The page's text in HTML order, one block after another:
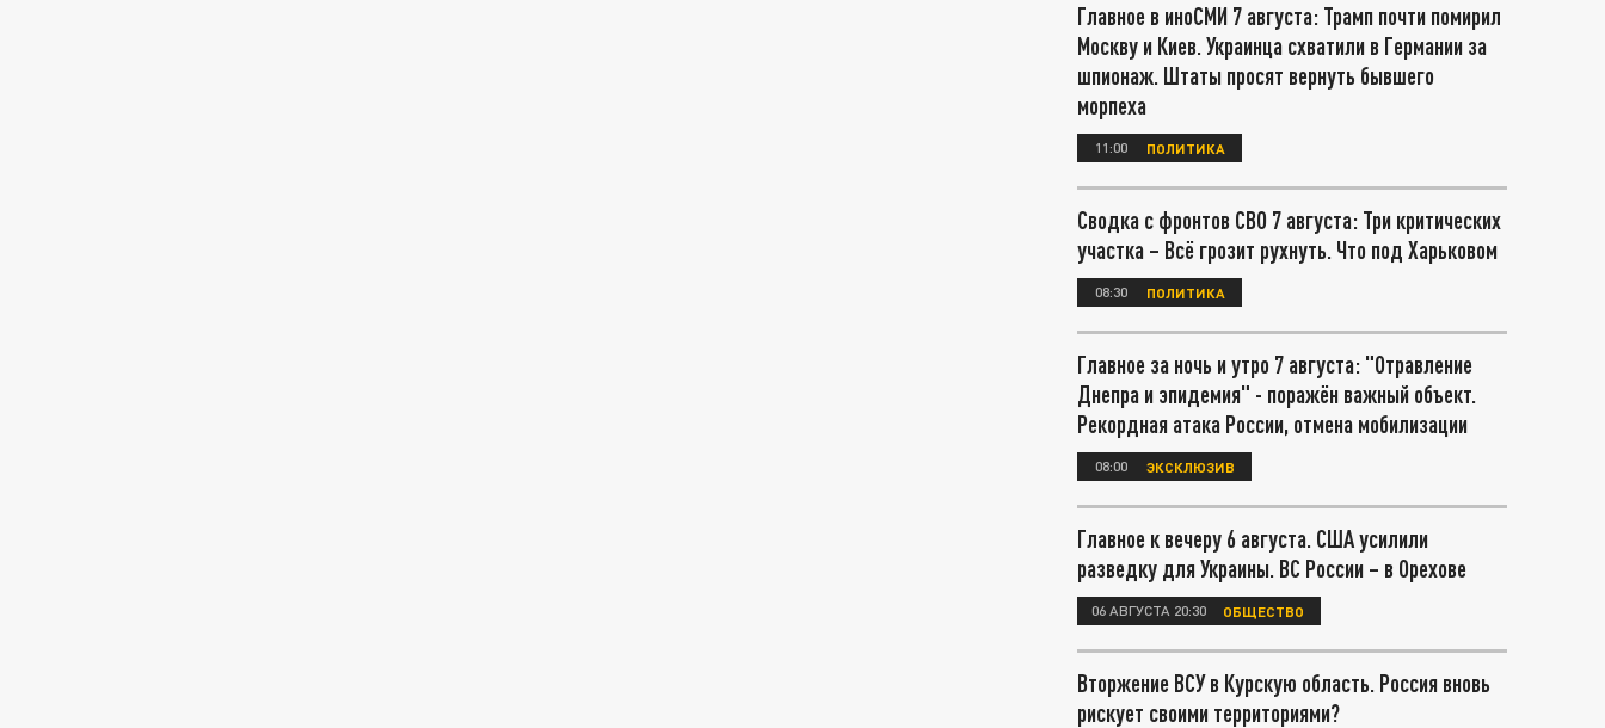
Главное в иноСМИ 7 августа: Трамп почти помирил
Москву и Киев. Украинца схватили в Германии за
шпионаж. Штаты просят вернуть бывшего
морпеха
11:00 ПОЛИТИКА
Сводка с фронтов СВО 7 августа: Три критических
участка – Всё грозит рухнуть. Что под Харьковом
08:30 ПОЛИТИКА
Главное за ночь и утро 7 августа: "Отравление
Днепра и эпидемия" - поражён важный объект.
Рекордная атака России, отмена мобилизации
08:00 ЭКСКЛЮЗИВ
Главное к вечеру 6 августа. США усилили
разведку для Украины. ВС России – в Орехове
06 АВГУСТА 20:30 ОБЩЕСТВО
Вторжение ВСУ в Курскую область. Россия вновь
рискует своими территориями?